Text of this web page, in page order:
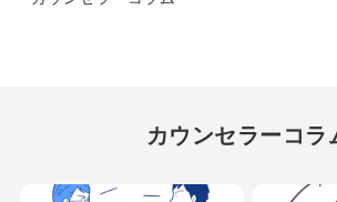
カウンセラーコラ